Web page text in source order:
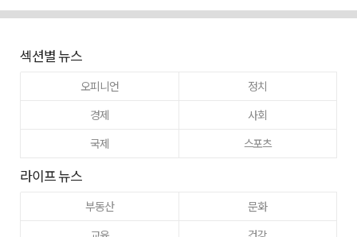
섹션별 뉴스
오피니언
정치
경제
사회
국제
스포츠
라이프 뉴스
부동산
문화